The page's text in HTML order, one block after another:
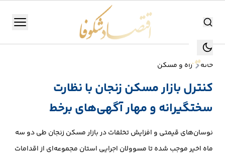
جستجو جستجو
منو
تولید
صنعت
خانه راه و مسکن
کنترل بازار مسکن زنجان با نظارت
سختگیرانه و مهار آگهی‌های برخط
نوسان‌های قیمتی و افزایش تخلفات در بازار مسکن زنجان طی دو سه
ماه اخیر موجب شده تا مسوولان اجرایی استان مجموعه‌ای از اقدامات